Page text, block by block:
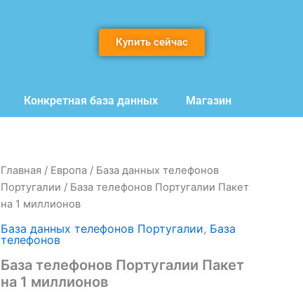
Купить сейчас
Конкретная база данных Магазин
Главная / Европа / База данных телефонов
Португалии / База телефонов Португалии Пакет
на 1 миллионов
База данных телефонов Португалии, База
телефонов
База телефонов Португалии Пакет
на 1 миллионов
Количество
товара
База
телефонов
Португалии
Пакет
1
миллионов